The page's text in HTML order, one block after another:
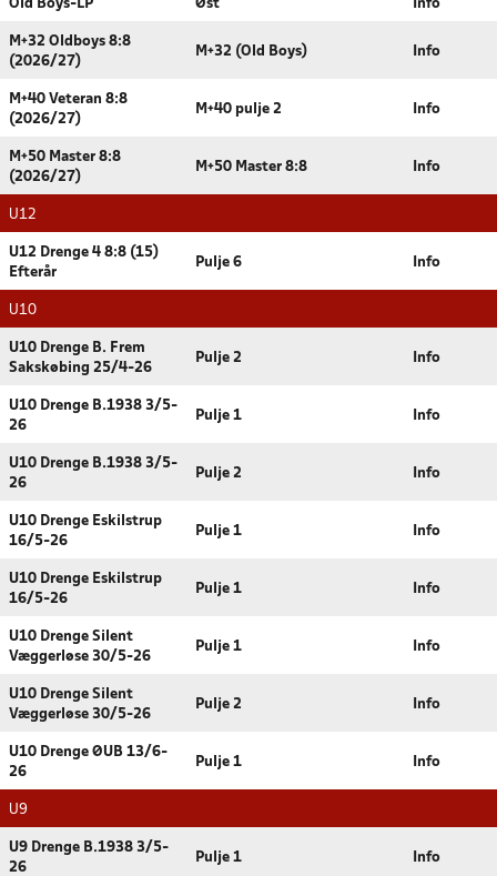
Old Boys-LP Øst Info
M+32 Oldboys 8:8
(2026/27)
M+32 (Old Boys) Info
M+40 Veteran 8:8
(2026/27)
M+40 pulje 2 Info
M+50 Master 8:8
(2026/27)
M+50 Master 8:8 Info
U12
U12 Drenge 4 8:8 (15)
Efterår
Pulje 6 Info
U10
U10 Drenge B. Frem
Sakskøbing 25/4-26
Pulje 2 Info
U10 Drenge B.1938 3/5-
26
Pulje 1 Info
U10 Drenge B.1938 3/5-
26
Pulje 2 Info
U10 Drenge Eskilstrup
16/5-26
Pulje 1 Info
U10 Drenge Eskilstrup
16/5-26
Pulje 1 Info
U10 Drenge Silent
Væggerløse 30/5-26
Pulje 1 Info
U10 Drenge Silent
Væggerløse 30/5-26
Pulje 2 Info
U10 Drenge ØUB 13/6-
26
Pulje 1 Info
U9
U9 Drenge B.1938 3/5-
26
Pulje 1 Info